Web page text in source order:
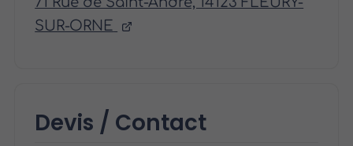
SUR-ORNE
Devis / Contact